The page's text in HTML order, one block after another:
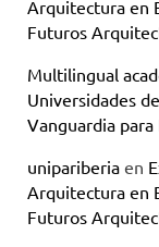
Arquitectura en
Futuros
Multilingual
Universidades
Vanguardia
unipariberia en
Arquitectura en
Futuros